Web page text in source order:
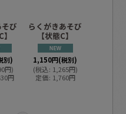
び
別)
円)
円
らくがきあそび
【状態C】
1,150円(税別)
(税込: 1,265円)
定価: 1,760円